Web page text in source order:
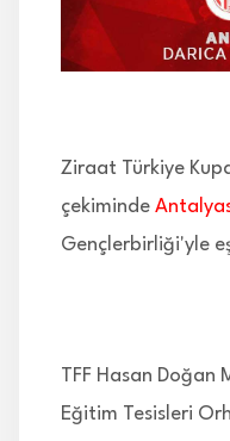
İLETİŞİM
Ziraat Türkiye
çekiminde
Gençlerbirliği'yle
TFF Hasan Doğan
Eğitim Tesisleri